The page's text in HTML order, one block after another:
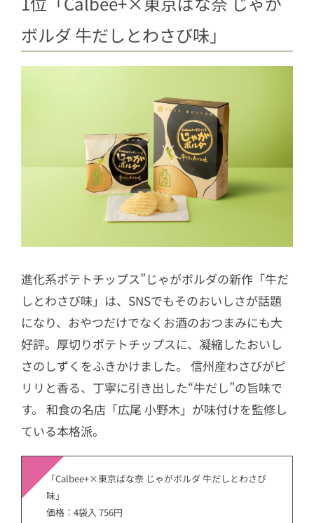
ボルダ 牛だしとわさび味」
進化系ポテトチップス”じゃがボルダの新作「牛だ
しとわさび味」は、SNSでもそのおいしさが話題
になり、おやつだけでなくお酒のおつまみにも大
好評。厚切りポテトチップスに、凝縮したおいし
さのしずくをふきかけました。 信州産わさびがピ
リリと香る、丁寧に引き出した“牛だし”の旨味で
す。 和食の名店「広尾 小野木」が味付けを監修し
ている本格派。
「Calbee+×東京ばな奈 じゃがボルダ 牛だしとわさび
味」
価格：4袋入 756円